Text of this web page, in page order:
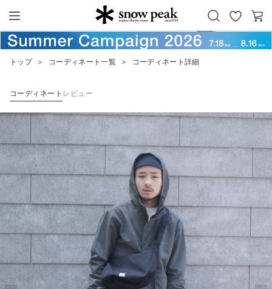
Snow Peak
お
気
カ
ー
トップ ＞ コーディネート一覧 ＞ コーディネート詳細
コーディネート レビュー